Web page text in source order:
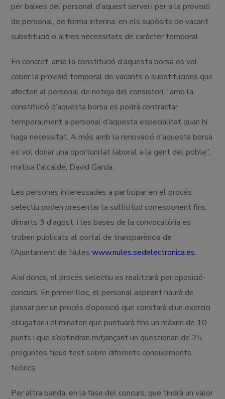
per baixes del personal d’aquest servei i per a la provisió
de personal, de forma interina, en els supòsits de vacant,
substitució o altres necessitats de caràcter temporal.
En concret, amb la constitució d’aquesta borsa es vol
cobrir la provisió temporal de vacants o substitucions que
afecten al personal de neteja del consistori, “amb la
constitució d’aquesta borsa es podrà contractar
temporalment a personal d’aquesta especialitat quan hi
haga necessitat. A més amb la renovació d’aquesta borsa
es vol donar una oportunitat laboral a la gent del poble”,
matisa l’alcalde, David García.
Les persones interessades a participar en el procés
selectiu poden presentar la sol·licitud corresponent fins
dimarts 3 d’agost, i les bases de la convocatòria es
troben publicats al portal de transparència de
l’Ajuntament de Nuleswww.nules.sedelectronica.es.
Així doncs, el procés selectiu es realitzarà per oposició-
concurs. En primer lloc, el personal aspirant haurà de
passar per un procés d’oposició que constarà d’un exercici
obligatori i eliminatori que puntuarà fins un màxim de 10
punts i que s’obtindran mitjançant un qüestionari de 25
preguntes tipus test sobre diferents coneixements
teòrics.
Per altra banda, en la fase del concurs, que tindrà un valor